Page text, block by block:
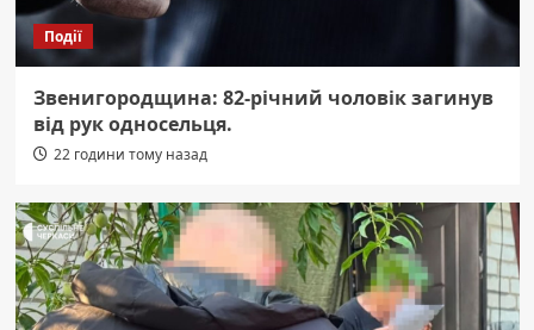
Події
Звенигородщина: 82-річний чоловік загинув
від рук односельця.
22 години тому назад